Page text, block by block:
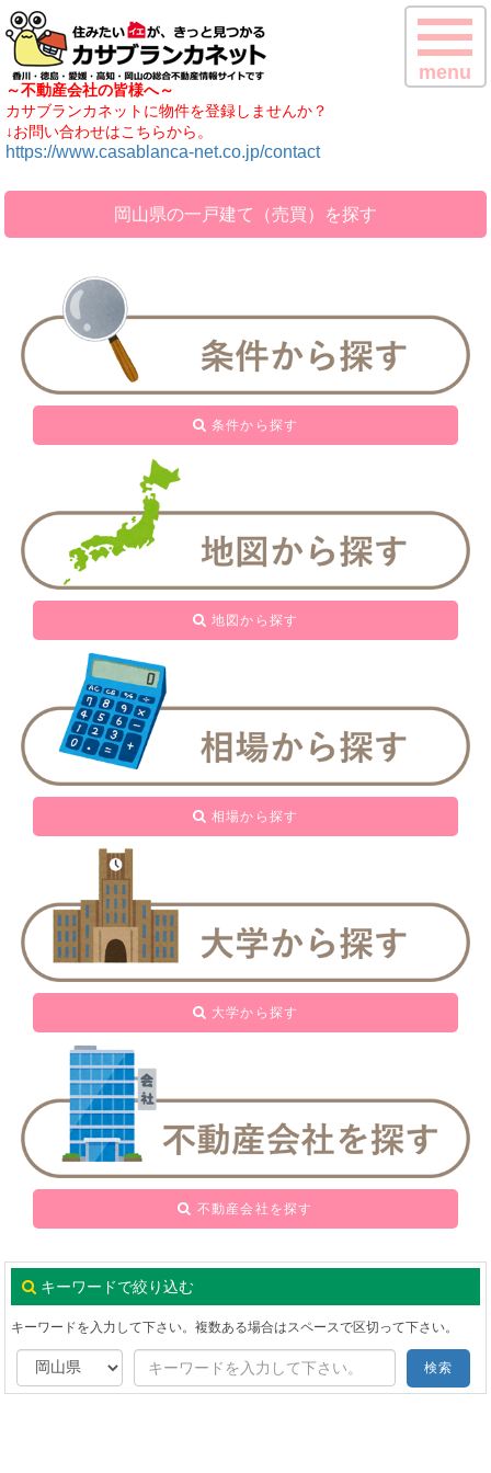
～不動産会社の皆様へ～
カサブランカネットに物件を登録しませんか？
↓お問い合わせはこちらから。
https://www.casablanca-net.co.jp/contact
menu
岡山県の一戸建て（売買）を探す
条件から探す
地図から探す
相場から探す
大学から探す
不動産会社を探す
キーワードで絞り込む
キーワードを入力して下さい。複数ある場合はスペースで区切って下さい。
検索